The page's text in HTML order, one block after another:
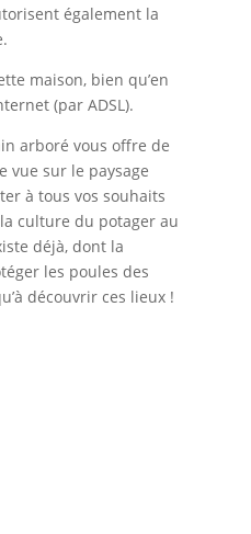
également la
maison, bien qu’en
(par ADSL).
arboré vous offre de
vue sur le paysage
à tous vos souhaits
culture du potager au
déjà, dont la
les poules des
découvrir ces lieux !